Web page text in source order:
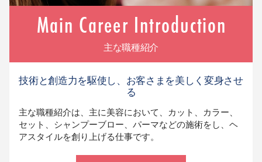
主な職種紹介
技術と創造力を駆使し、お客さまを美しく変身させ
る
主な職種紹介は、主に美容において、カット、カラー、
セット、シャンプーブロー、パーマなどの施術をし、ヘ
アスタイルを創り上げる仕事です。